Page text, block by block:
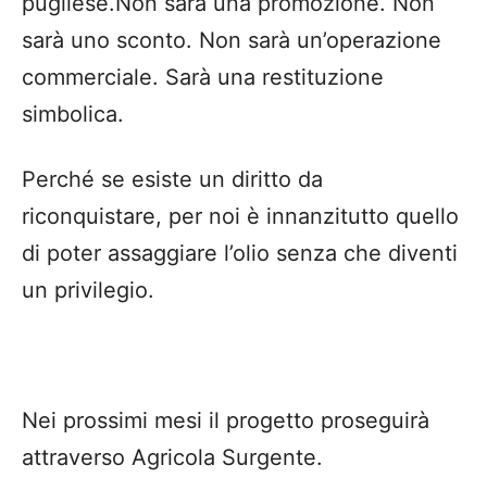
sarà uno sconto. Non sarà un’operazione
commerciale. Sarà una restituzione
simbolica.
Perché se esiste un diritto da
riconquistare, per noi è innanzitutto quello
di poter assaggiare l’olio senza che diventi
un privilegio.
Nei prossimi mesi il progetto proseguirà
attraverso Agricola Surgente.